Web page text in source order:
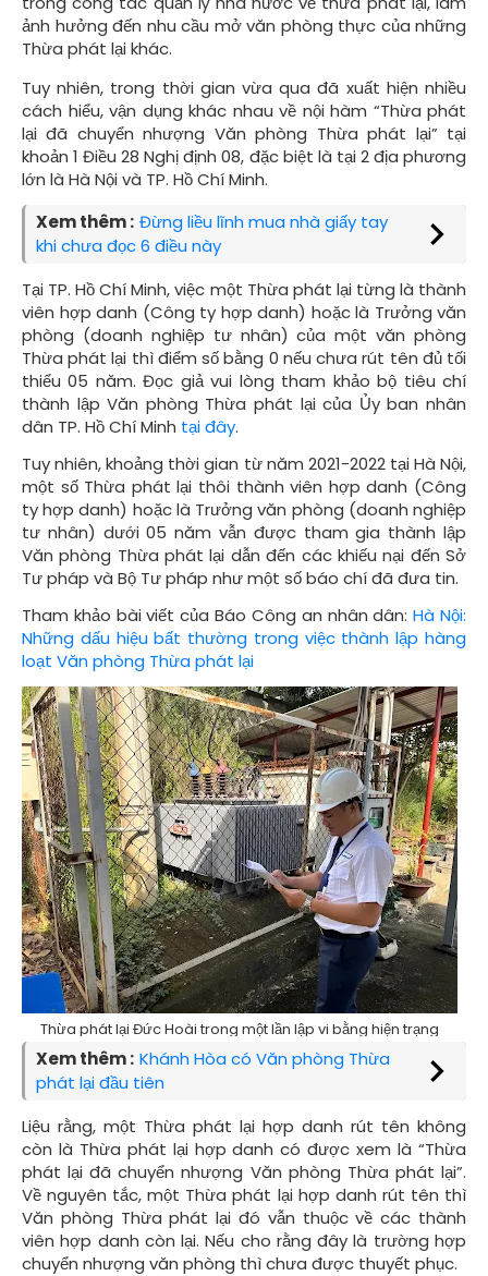
ảnh hưởng đến nhu cầu mở văn phòng thực của những
Thừa phát lại khác.
Tuy nhiên, trong thời gian vừa qua đã xuất hiện nhiều
cách hiểu, vận dụng khác nhau về nội hàm “Thừa phát
lại đã chuyển nhượng Văn phòng Thừa phát lại” tại
khoản 1 Điều 28 Nghị định 08, đặc biệt là tại 2 địa phương
lớn là Hà Nội và TP. Hồ Chí Minh.
Xem thêm : Đừng liều lĩnh mua nhà giấy tay
khi chưa đọc 6 điều này
Tại TP. Hồ Chí Minh, việc một Thừa phát lại từng là thành
viên hợp danh (Công ty hợp danh) hoặc là Trưởng văn
phòng (doanh nghiệp tư nhân) của một văn phòng
Thừa phát lại thì điểm số bằng 0 nếu chưa rút tên đủ tối
thiểu 05 năm. Đọc giả vui lòng tham khảo bộ tiêu chí
thành lập Văn phòng Thừa phát lại của Ủy ban nhân
dân TP. Hồ Chí Minh tại đây.
Tuy nhiên,khoảng thời gian từ năm 2021-2022 tại Hà Nội,
một số Thừa phát lại thôi thành viên hợp danh (Công
ty hợp danh) hoặc là Trưởng văn phòng (doanh nghiệp
tư nhân) dưới 05 năm vẫn được tham gia thành lập
Văn phòng Thừa phát lại dẫn đến các khiếu nại đến Sở
Tư pháp và Bộ Tư pháp như một số báo chí đã đưa tin.
Tham khảo bài viết của Báo Công an nhân dân:Hà Nội:
Những dấu hiệu bất thường trong việc thành lập hàng
loạt Văn phòng Thừa phát lại
Thừa phát lại Đức Hoài trong một lần lập vi bằng hiện trạng
Xem thêm : Khánh Hòa có Văn phòng Thừa
phát lại đầu tiên
Liệu rằng, một Thừa phát lại hợp danh rút tên không
còn là Thừa phát lại hợp danh có được xem là “Thừa
phát lại đã chuyển nhượng Văn phòng Thừa phát lại”.
Về nguyên tắc, một Thừa phát lại hợp danh rút tên thì
Văn phòng Thừa phát lại đó vẫn thuộc về các thành
viên hợp danh còn lại. Nếu cho rằng đây là trường hợp
chuyển nhượng văn phòng thì chưa được thuyết phục.